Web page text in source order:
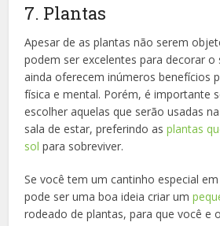
7. Plantas
Apesar de as plantas não serem
podem ser excelentes para decorar o
ainda oferecem inúmeros benefícios
física e mental. Porém, é importante
escolher aquelas que serão usadas
sala de estar, preferindo asplantas
sol para sobreviver.
Se você tem um cantinho especial
pode ser uma boa ideia criar um
rodeado de plantas, para que você e